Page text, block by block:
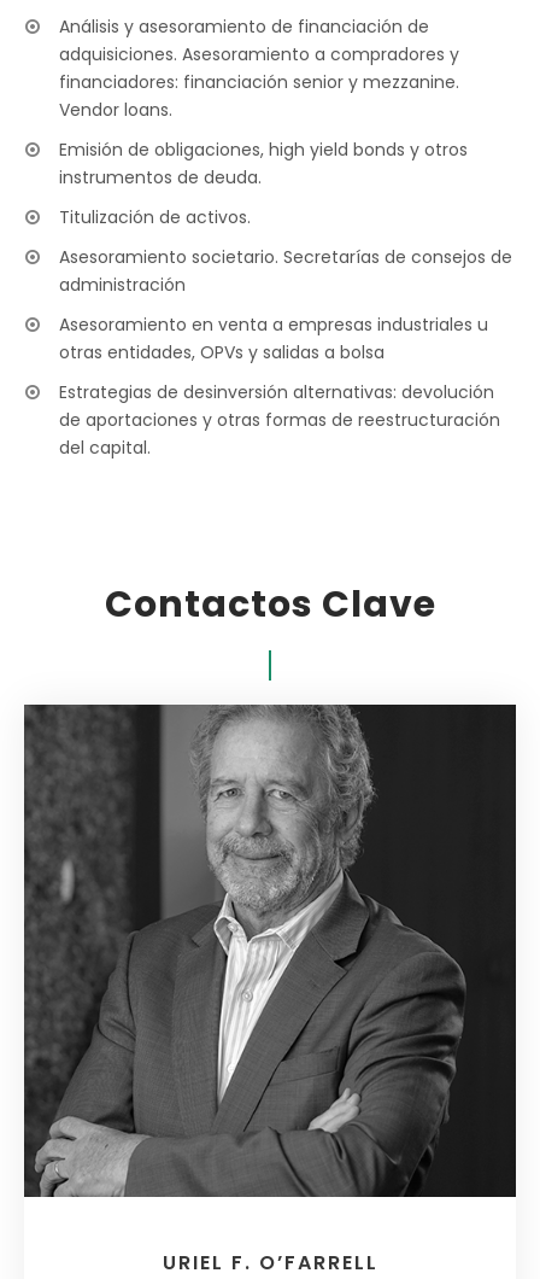
Análisis y asesoramiento de financiación de
adquisiciones. Asesoramiento a compradores y
financiadores: financiación senior y mezzanine.
Vendor loans.
Emisión de obligaciones, high yield bonds y otros
instrumentos de deuda.
Titulización de activos.
Asesoramiento societario. Secretarías de consejos de
administración
Asesoramiento en venta a empresas industriales u
otras entidades, OPVs y salidas a bolsa
Estrategias de desinversión alternativas: devolución
de aportaciones y otras formas de reestructuración
del capital.
Contactos Clave
URIEL F. O’FARRELL